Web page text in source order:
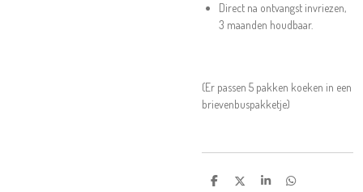
Direct na ontvangst invriezen,
3 maanden houdbaar.
(Er passen 5 pakken koeken in een
brievenbuspakketje)
D
D
S
D